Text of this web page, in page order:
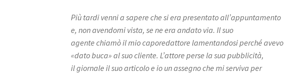
Più tardi venni a sapere che si era presentato all’appuntamento
e, non avendomi vista, se ne era andato via. Il suo
agente chiamò il mio caporedattore lamentandosi perché avevo
«dato buca» al suo cliente. L’attore perse la sua pubblicità,
il giornale il suo articolo e io un assegno che mi serviva per